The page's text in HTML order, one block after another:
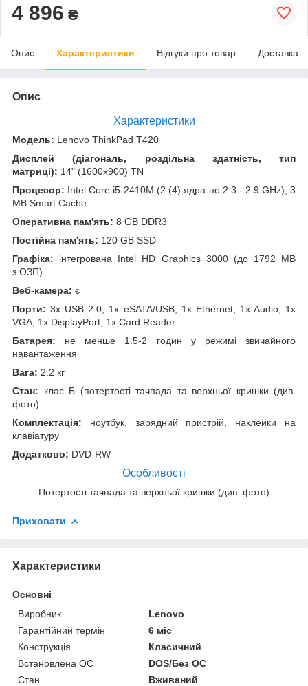
4 896 ₴
Опис Характеристики Відгуки про товар Доставка
Опис
Характеристики
Модель: Lenovo ThinkPad T420
Дисплей (діагональ, роздільна здатність, тип
матриці): 14" (1600x900) TN
Процесор: Intel Core i5-2410M (2 (4) ядра по 2.3 - 2.9 GHz), 3
MB Smart Cache
Оперативна пам'ять: 8 GB DDR3
Постійна пам'ять: 120 GB SSD
Графіка: інтегрована Intel HD Graphics 3000 (до 1792 MB
з ОЗП)
Веб-камера: є
Порти: 3x USB 2.0, 1x eSATA/USB, 1x Ethernet, 1x Audio, 1x
VGA, 1x DisplayPort, 1x Card Reader
Батарея: не менше 1.5-2 годин у режимі звичайного
навантаження
Вага: 2.2 кг
Стан: клас Б (потертості тачпада та верхньої кришки (див.
фото)
Комплектація: ноутбук, зарядний пристрій, наклейки на
клавіатуру
Додатково: DVD-RW
Особливості
Потертості тачпада та верхньої кришки (див. фото)
Приховати
Характеристики
Основні
Виробник
Lenovo
Гарантійний термін
6 міс
Конструкція
Класичний
Встановлена ОС
DOS/Без ОС
Стан
Вживаний